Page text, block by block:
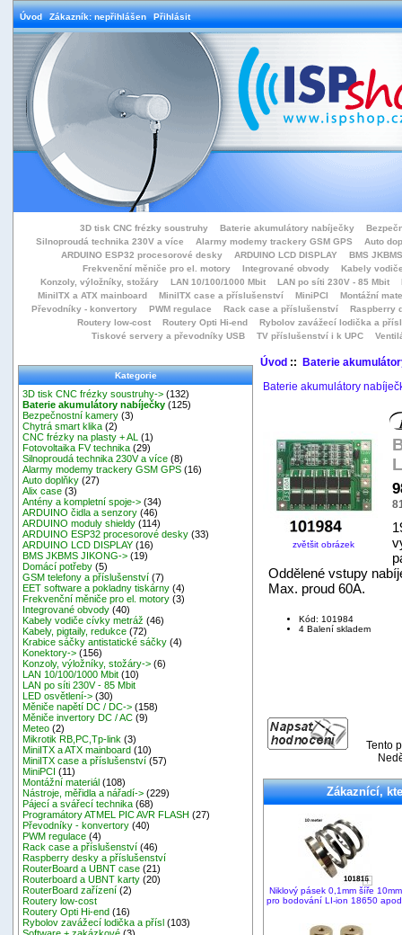
Úvod Zákazník: nepřihlášen Přihlásit
3D tisk CNC frézky soustruhy Baterie akumulátory nabíječky
Silnoproudá technika 230V a více
Alarmy modemy trackery GSM GPS
Auto
ARDUINO ESP32 procesorové desky
ARDUINO LCD DISPLAY
BMS
Frekvenční měniče pro el. motory
Integrované obvody
Kabely
Konzoly, výložníky, stožáry
LAN 10/100/1000 Mbit LAN po síti 230V - 85 Mbit
MiniITX a ATX mainboard
MiniITX case a příslušenství MiniPCI
Montážní
Převodníky - konvertory
PWM regulace Rack case a příslušenství
Raspberry
Routery low-cost
Routery Opti Hi-end
Rybolov zavážecí lodička a přísl
Tiskové servery a převodníky USB
TV příslušenství i k UPC
Kategorie
3D tisk CNC frézky soustruhy-> (132)
Baterie akumulátory nabíječky (125)
Bezpečnostní kamery (3)
Chytrá smart klika (2)
CNC frézky na plasty + AL
(1)
Fotovoltaika FV technika (29)
Silnoproudá technika 230V a více (8)
Alarmy modemy trackery GSM GPS (16)
Auto doplňky (27)
Alix case (3)
Antény a kompletní spoje-> (34)
ARDUINO čidla a senzory (46)
ARDUINO moduly shieldy (114)
ARDUINO ESP32 procesorové desky (33)
ARDUINO LCD DISPLAY (16)
BMS JKBMS JIKONG-> (19)
Domácí potřeby (5)
GSM telefony a příslušenství (7)
EET software a pokladny tiskárny (4)
Frekvenční měniče pro el. motory (3)
Integrované obvody (40)
Kabely vodiče cívky metráž (46)
Kabely, pigtaily, redukce (72)
Krabice sáčky antistatické sáčky (4)
Konektory-> (156)
Konzoly, výložníky, stožáry-> (6)
LAN 10/100/1000 Mbit (10)
LAN po síti 230V - 85 Mbit
LED osvětlení-> (30)
Měniče napětí DC / DC-> (158)
Měniče invertory DC / AC (9)
Meteo (2)
Mikrotik RB,PC,Tp-link (3)
MiniITX a ATX mainboard (10)
MiniITX case a příslušenství (57)
MiniPCI (11)
Montážní materiál (108)
Nástroje, měřidla a nářadí-> (229)
Pájecí a svářecí technika (68)
Programátory ATMEL PIC AVR FLASH (27)
Převodníky - konvertory (40)
PWM regulace (4)
Rack case a příslušenství (46)
Raspberry desky a příslušenství
RouterBoard a UBNT case (21)
Routerboard a UBNT karty (20)
RouterBoard zařízení (2)
Routery low-cost
Routery Opti Hi-end (16)
Rybolov zavážecí lodička a přísl (103)
Úvod:: Baterie
Baterie akumulátory
zvětšit obrázek
Oddělené vstupy
Max. proud 60A.
Kód: 101984
4 Balení skladem
Tento
Zákaznící,
Niklový pásek 0,1mm šíře 10mm
pro bodování LI-ion 18650